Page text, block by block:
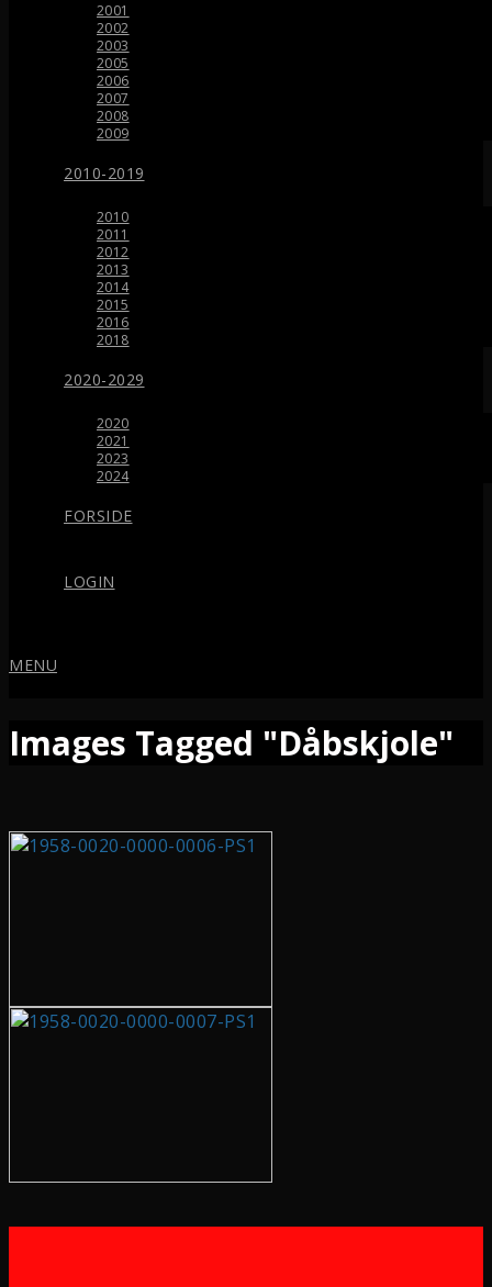
2001
2002
2003
2005
2006
2007
2008
2009
2010-2019
2010
2011
2012
2013
2014
2015
2016
2018
2020-2029
2020
2021
2023
2024
FORSIDE
LOGIN
MENU
Images Tagged "Dåbskjole"